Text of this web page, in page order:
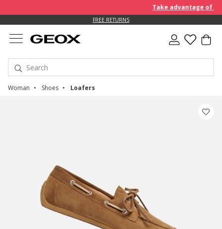
Take advantage of an
FREE RETURNS
Woman Shoes Loafers